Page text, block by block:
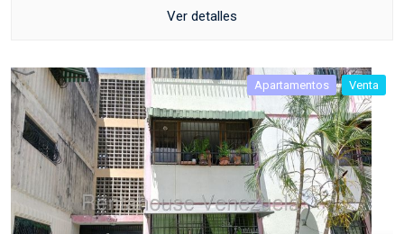
Ver detalles
Apartamentos Venta